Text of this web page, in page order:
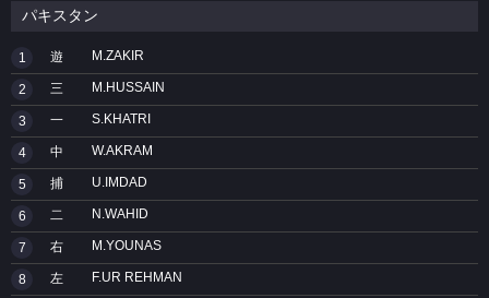
パキスタン
1 遊 M.ZAKIR
2 三 M.HUSSAIN
3 一 S.KHATRI
4 中 W.AKRAM
5 捕 U.IMDAD
6 二 N.WAHID
7 右 M.YOUNAS
8 左 F.UR REHMAN